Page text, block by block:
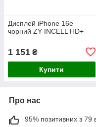
Дисплей iPhone 16e
чорний ZY-INCELL HD+
1 151 ₴
Купити
Про нас
95% позитивних з 79